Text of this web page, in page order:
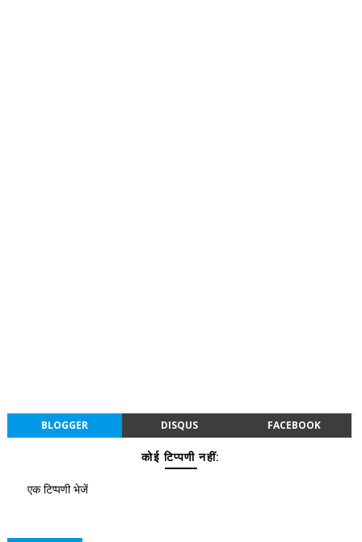
BLOGGER DISQUS FACEBOOK
कोई टिप्पणी नहीं:
एक टिप्पणी भेजें